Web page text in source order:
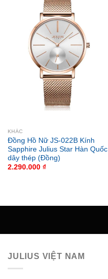
KHÁC
Đồng Hồ Nữ JS-022B Kính
Sapphire Julius Star Hàn Quốc
dây thép (Đồng)
2.290.000 ₫
JULIUS VIỆT NAM